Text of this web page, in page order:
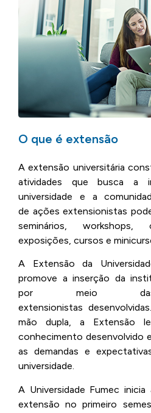
O que é extensão
A extensão universitária
atividades que busca a
universidade e a
de ações extensionistas
seminários, workshops,
exposições, cursos e
A Extensão da
promove a inserção da
por meio das
extensionistas
mão dupla, a Extensão
conhecimento desenvolvido
as demandas e
universidade.
A Universidade Fumec inicia
extensão no primeiro